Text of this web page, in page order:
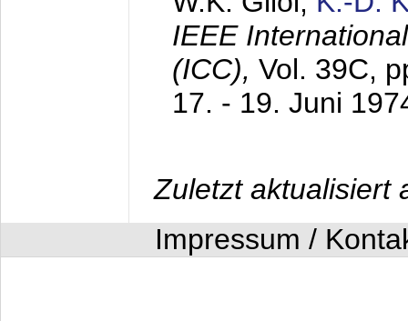
IEEE
(ICC), Vol. 39C,
17. - 19. Juni
Zuletzt aktualisiert
Impressum /